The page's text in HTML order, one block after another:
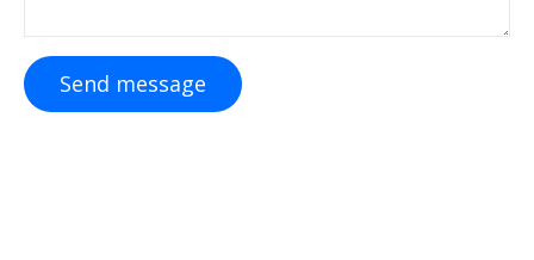
Send message